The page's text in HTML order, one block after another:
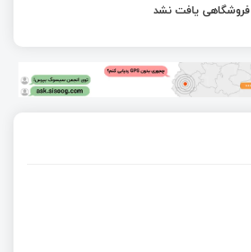
فروشگاهی یافت نشد